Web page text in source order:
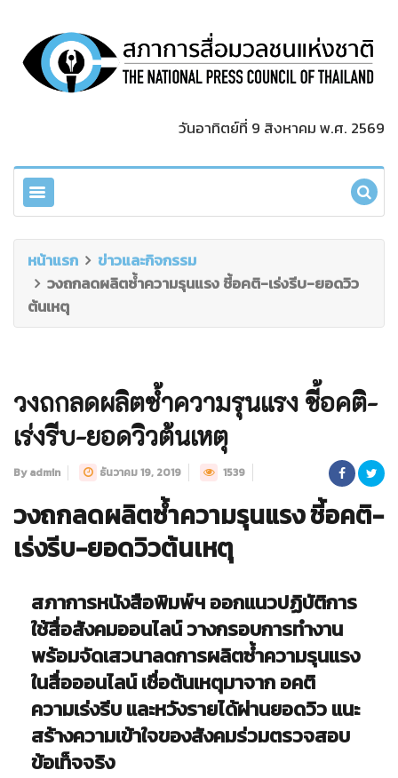
วันอาทิตย์ที่ 9 สิงหาคม พ.ศ. 2569
หน้าแรก
ข่าวและกิจกรรม
วงถกลดผลิตซ้ำความรุนแรง ชี้อคติ-เร่งรีบ-ยอดวิว
ต้นเหตุ
วงถกลดผลิตซ้ำความรุนแรง ชี้อคติ-
เร่งรีบ-ยอดวิวต้นเหตุ
By admin ธันวาคม 19, 2019 1539
วงถกลดผลิตซ้ำความรุนแรงชี้อคติ-
เร่งรีบ-ยอดวิวต้นเหตุ
สภาการหนังสือพิมพ์ฯ ออกแนวปฏิบัติการ
ใช้สื่อสังคมออนไลน์ วางกรอบการทำงาน
พร้อมจัดเสวนาลดการผลิตซ้ำความรุนแรง
ในสื่อออนไลน์ เชื่อต้นเหตุมาจาก อคติ
ความเร่งรีบ และหวังรายได้ผ่านยอดวิว แนะ
สร้างความเข้าใจของสังคมร่วมตรวจสอบ
ข้อเท็จจริง